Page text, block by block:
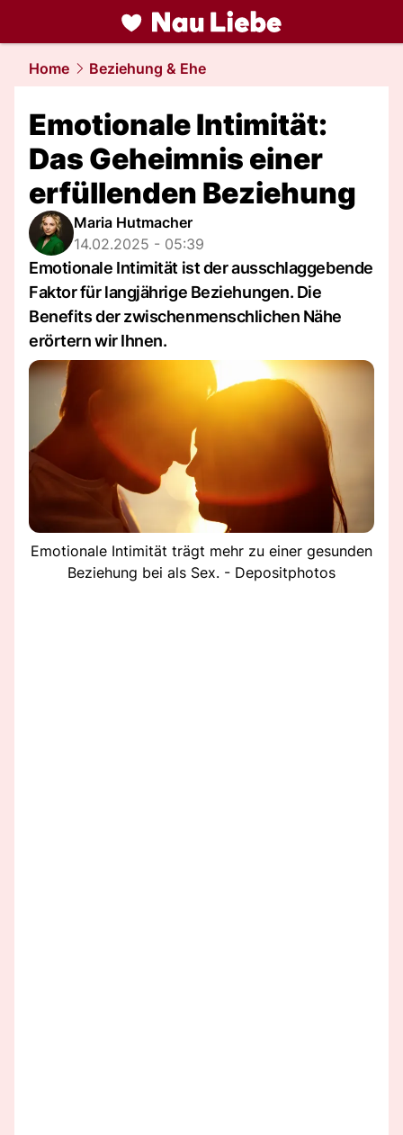
liebe.NAU.ch
Home Beziehung & Ehe
Emotionale Intimität:
Das Geheimnis einer
erfüllenden Beziehung
Maria Hutmacher
14.02.2025 - 05:39
Emotionale Intimität ist der ausschlaggebende
Faktor für langjährige Beziehungen. Die
Benefits der zwischenmenschlichen Nähe
erörtern wir Ihnen.
Emotionale Intimität trägt mehr zu einer gesunden
Beziehung bei als Sex. - Depositphotos